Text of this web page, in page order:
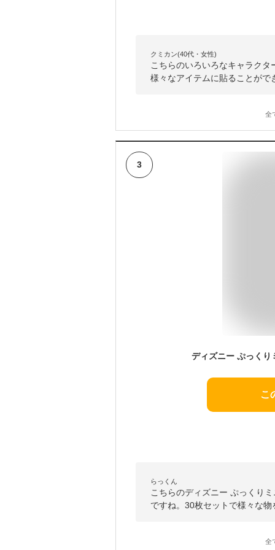
クミカン(40代・女性)
こちらのいろいろなキャラク
様々なアイテムに貼ることが
全
3
こ
らっくん
こちらのディズニー ぷっくり
ですね。30枚セットで様々な
全